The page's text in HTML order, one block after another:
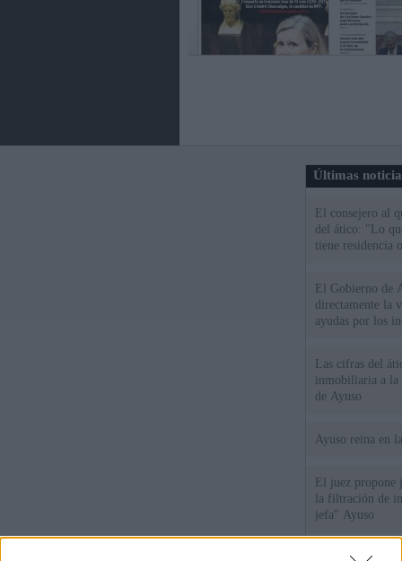
Últimas
El consejero al
del ático: "Lo
tiene residencia
El Gobierno de
directamente la
ayudas por los
Las cifras del
inmobiliaria a la
de Ayuso
Ayuso reina en
El juez propone
la filtración de
jefa" Ayuso
"¿Cuál es el